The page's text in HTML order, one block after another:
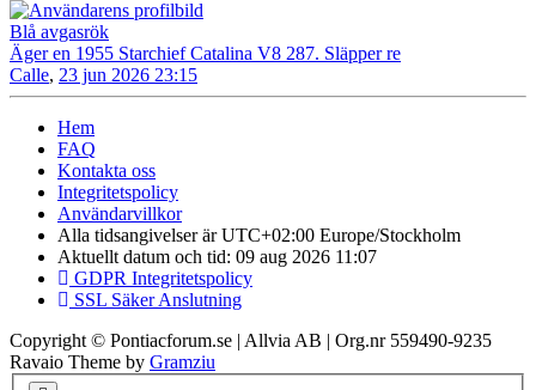
Blå avgasrök
Äger en 1955 Starchief Catalina V8 287. Släpper re
Calle, 23 jun 2026 23:15
Hem
FAQ
Kontakta oss
Integritetspolicy
Användarvillkor
Alla tidsangivelser är UTC+02:00 Europe/Stockholm
Aktuellt datum och tid: 09 aug 2026 11:07
GDPR Integritetspolicy
SSL Säker Anslutning
Copyright © Pontiacforum.se | Allvia AB | Org.nr 559490-9235
Ravaio Theme by Gramziu